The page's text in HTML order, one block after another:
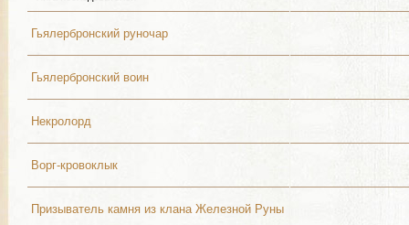
Гьялербронский руночар
Гьялербронский воин
Некролорд
Ворг-кровоклык
Призыватель камня из клана Железной Руны